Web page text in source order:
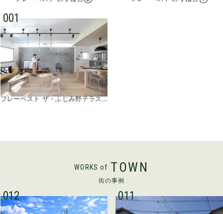
001
フレーベスト ザ・ふじみ野テラス①
WORKS of TOWN
街の事例
012 011